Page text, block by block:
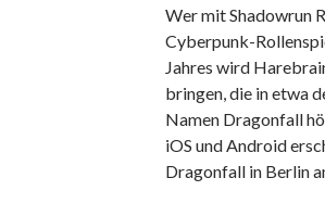
Wer mit Shadowrun
Cyberpunk-
Jahres wird
bringen, die in etwa
Namen Dragonfall
iOS und Android
Dragonfall in Berlin